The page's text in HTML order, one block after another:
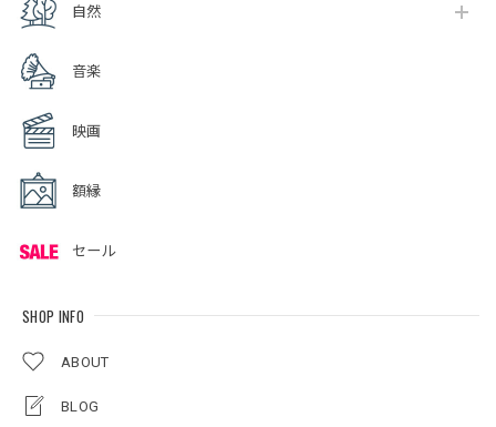
自然
音楽
映画
額縁
セール
SHOP INFO
ABOUT
BLOG